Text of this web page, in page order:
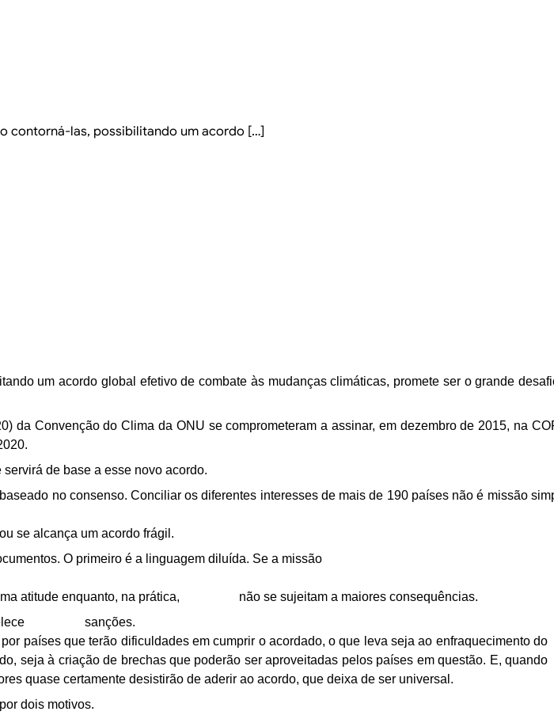
contorná-las, possibilitando um acordo […]
um acordo global efetivode combate às mudanças climáticas, promete ser o grande
da Convenção do Clima da ONU secomprometeram a assinar, em dezembro de 2015, na
de base a esse novo acordo.
no consenso. Conciliar os diferentes interessesde mais de 190 países não é missão
se alcança um acordo frágil.
O primeiro é a linguagem diluída. Se a missão
atitude enquanto, na prática, não se sujeitam a maiores consequências.
sanções.
países que terão dificuldades em cumprir o acordado, o que leva seja ao enfraquecimento do
seja à criação de brechas que poderão ser aproveitadas pelos países em questão. E, quando
quase certamente desistirão de aderir ao acordo, que deixa de ser universal.
dois motivos.